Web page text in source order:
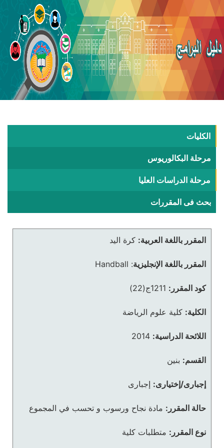
الكليات
مرحلة البكالوريوس
مرحلة الدراسات العليا
بحث فى المقررات
المقرر باللغة العربية: كرة اليد
المقرر باللغة الإنجليزية:
Handball
كود المقرر: 1211ج(22)
الكلية: كلية علوم الرياضة
اللائحة الدراسية: 2014
القسم: بنين
إجبارى/إختيارى: إجبارى
حالة المقرر: مادة نجاح ورسوب و تحسب في المجموع
نوع المقرر: متطلبات كلية